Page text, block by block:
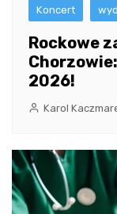
Koncert
Rockowe
2026!
Karol